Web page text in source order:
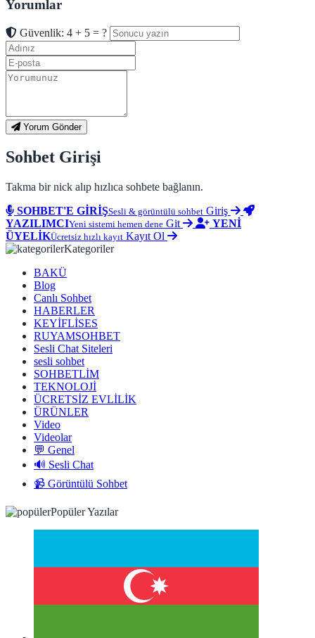
Yorumlar
Güvenlik: 4 + 5 = ?
Yorum Gönder
Sohbet Girişi
Takma bir nick alıp hızlıca sohbete bağlanın.
SOHBET'E GİRİŞSesli & görüntülü sohbet Giriş
YAZILIMCIYeni sistemi hemen dene Git
YENİ
ÜYELİKÜcretsiz hızlı kayıt Kayıt Ol
Kategoriler
BAKÜ
Blog
Canlı Sohbet
HABERLER
KEYİFLİSES
RUYAMSOHBET
Sesli Chat Siteleri
sesli sohbet
SOHBETLİM
TEKNOLOJİ
ÜCRETSİZ EVLİLİK
ÜRÜNLER
Video
Videolar
💬 Genel
🔊 Sesli Chat
📹 Görüntülü Sohbet
Popüler Yazılar